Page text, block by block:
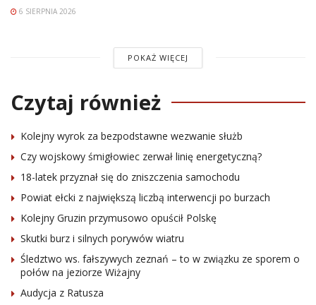
6 SIERPNIA 2026
POKAŻ WIĘCEJ
Czytaj również
Kolejny wyrok za bezpodstawne wezwanie służb
Czy wojskowy śmigłowiec zerwał linię energetyczną?
18-latek przyznał się do zniszczenia samochodu
Powiat ełcki z największą liczbą interwencji po burzach
Kolejny Gruzin przymusowo opuścił Polskę
Skutki burz i silnych porywów wiatru
Śledztwo ws. fałszywych zeznań – to w związku ze sporem o
połów na jeziorze Wiżajny
Audycja z Ratusza